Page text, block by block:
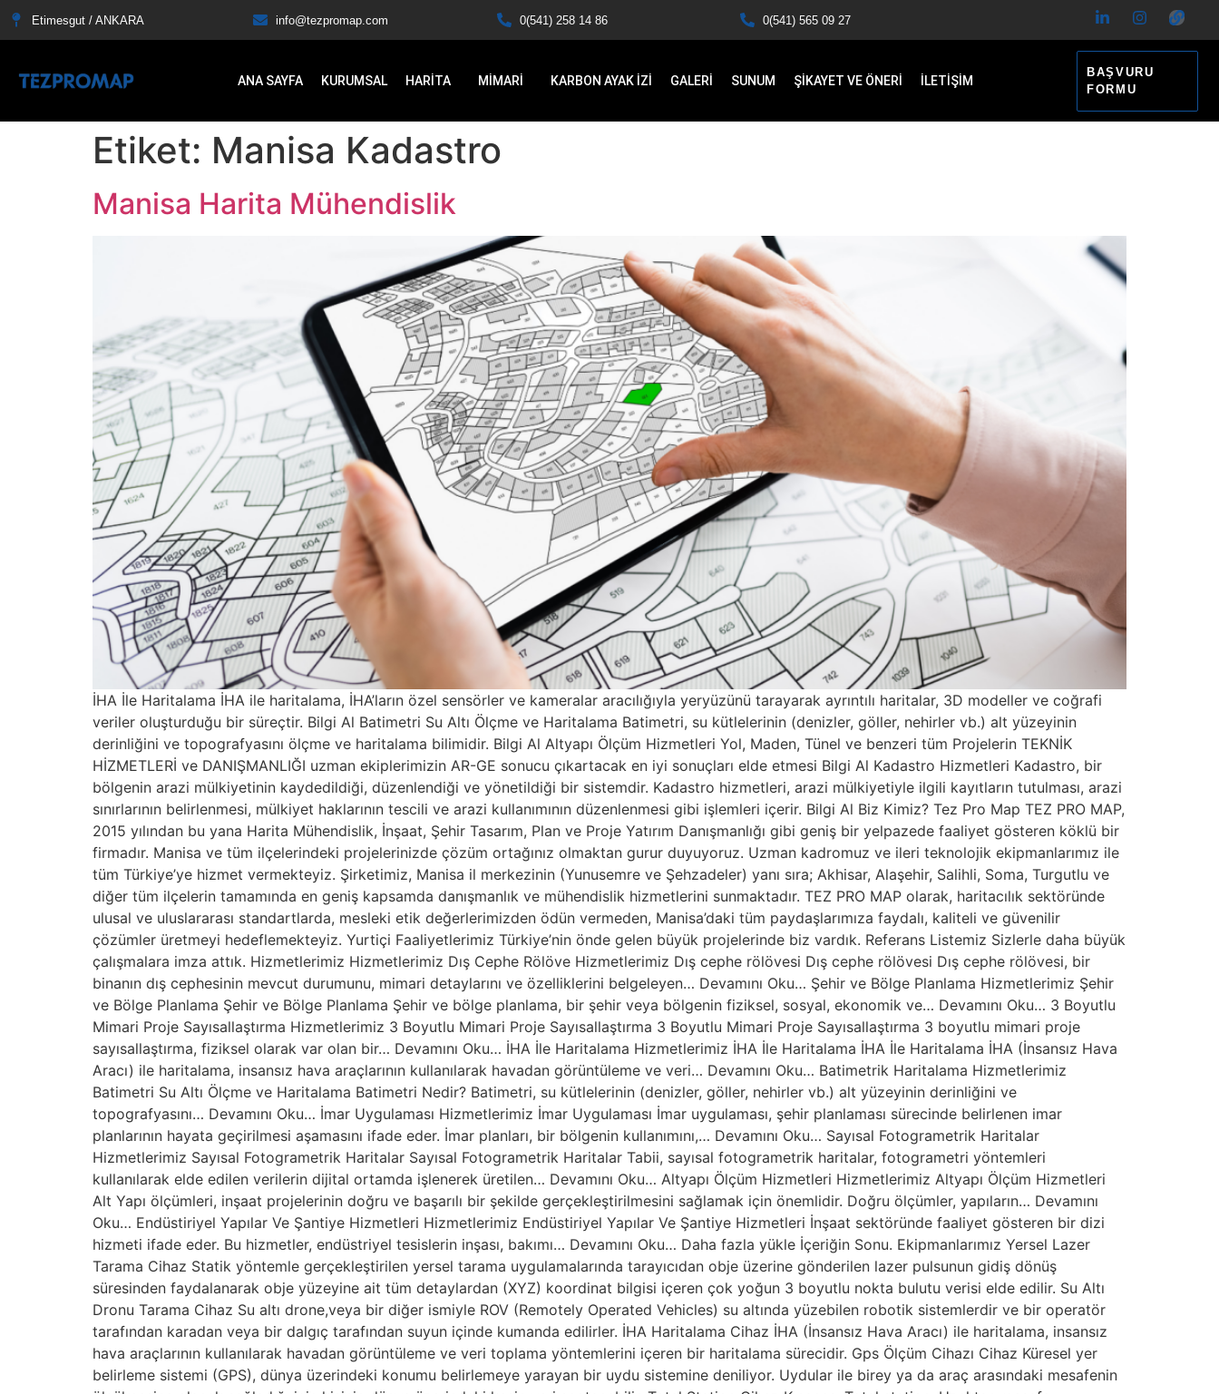
Etimesgut / ANKARA info@tezpromap.com 0(541) 258 14 86 0(541) 565 09 27
ANA SAYFA KURUMSAL HARİTA MİMARİ KARBON AYAK İZİ GALERİ SUNUM ŞİKAYET VE ÖNERİ İLETİŞİM
BAŞVURU
FORMU
Etiket: Manisa Kadastro
Manisa Harita Mühendislik
İHA İle Haritalama İHA ile haritalama, İHA’ların özel sensörler ve kameralar aracılığıyla yeryüzünü tarayarak ayrıntılı haritalar, 3D modeller ve coğrafi
veriler oluşturduğu bir süreçtir. Bilgi Al Batimetri Su Altı Ölçme ve Haritalama Batimetri, su kütlelerinin (denizler, göller, nehirler vb.) alt yüzeyinin
derinliğini ve topografyasını ölçme ve haritalama bilimidir. Bilgi Al Altyapı Ölçüm Hizmetleri Yol, Maden, Tünel ve benzeri tüm Projelerin TEKNİK
HİZMETLERİ ve DANIŞMANLIĞI uzman ekiplerimizin AR-GE sonucu çıkartacak en iyi sonuçları elde etmesi Bilgi Al Kadastro Hizmetleri Kadastro, bir
bölgenin arazi mülkiyetinin kaydedildiği, düzenlendiği ve yönetildiği bir sistemdir. Kadastro hizmetleri, arazi mülkiyetiyle ilgili kayıtların tutulması, arazi
sınırlarının belirlenmesi, mülkiyet haklarının tescili ve arazi kullanımının düzenlenmesi gibi işlemleri içerir. Bilgi Al Biz Kimiz? Tez Pro Map TEZ PRO MAP,
2015 yılından bu yana Harita Mühendislik, İnşaat, Şehir Tasarım, Plan ve Proje Yatırım Danışmanlığı gibi geniş bir yelpazede faaliyet gösteren köklü bir
firmadır. Manisa ve tüm ilçelerindeki projelerinizde çözüm ortağınız olmaktan gurur duyuyoruz. Uzman kadromuz ve ileri teknolojik ekipmanlarımız ile
tüm Türkiye’ye hizmet vermekteyiz. Şirketimiz, Manisa il merkezinin (Yunusemre ve Şehzadeler) yanı sıra; Akhisar, Alaşehir, Salihli, Soma, Turgutlu ve
diğer tüm ilçelerin tamamında en geniş kapsamda danışmanlık ve mühendislik hizmetlerini sunmaktadır. TEZ PRO MAP olarak, haritacılık sektöründe
ulusal ve uluslararası standartlarda, mesleki etik değerlerimizden ödün vermeden, Manisa’daki tüm paydaşlarımıza faydalı, kaliteli ve güvenilir
çözümler üretmeyi hedeflemekteyiz. Yurtiçi Faaliyetlerimiz Türkiye’nin önde gelen büyük projelerinde biz vardık. Referans Listemiz Sizlerle daha büyük
çalışmalara imza attık. Hizmetlerimiz Hizmetlerimiz Dış Cephe Rölöve Hizmetlerimiz Dış cephe rölövesi Dış cephe rölövesi Dış cephe rölövesi, bir
binanın dış cephesinin mevcut durumunu, mimari detaylarını ve özelliklerini belgeleyen… Devamını Oku… Şehir ve Bölge Planlama Hizmetlerimiz Şehir
ve Bölge Planlama Şehir ve Bölge Planlama Şehir ve bölge planlama, bir şehir veya bölgenin fiziksel, sosyal, ekonomik ve… Devamını Oku… 3 Boyutlu
Mimari Proje Sayısallaştırma Hizmetlerimiz 3 Boyutlu Mimari Proje Sayısallaştırma 3 Boyutlu Mimari Proje Sayısallaştırma 3 boyutlu mimari proje
sayısallaştırma, fiziksel olarak var olan bir… Devamını Oku… İHA İle Haritalama Hizmetlerimiz İHA İle Haritalama İHA İle Haritalama İHA (İnsansız Hava
Aracı) ile haritalama, insansız hava araçlarının kullanılarak havadan görüntüleme ve veri… Devamını Oku… Batimetrik Haritalama Hizmetlerimiz
Batimetri Su Altı Ölçme ve Haritalama Batimetri Nedir? Batimetri, su kütlelerinin (denizler, göller, nehirler vb.) alt yüzeyinin derinliğini ve
topografyasını… Devamını Oku… İmar Uygulaması Hizmetlerimiz İmar Uygulaması İmar uygulaması, şehir planlaması sürecinde belirlenen imar
planlarının hayata geçirilmesi aşamasını ifade eder. İmar planları, bir bölgenin kullanımını,… Devamını Oku… Sayısal Fotogrametrik Haritalar
Hizmetlerimiz Sayısal Fotogrametrik Haritalar Sayısal Fotogrametrik Haritalar Tabii, sayısal fotogrametrik haritalar, fotogrametri yöntemleri
kullanılarak elde edilen verilerin dijital ortamda işlenerek üretilen… Devamını Oku… Altyapı Ölçüm Hizmetleri Hizmetlerimiz Altyapı Ölçüm Hizmetleri
Alt Yapı ölçümleri, inşaat projelerinin doğru ve başarılı bir şekilde gerçekleştirilmesini sağlamak için önemlidir. Doğru ölçümler, yapıların… Devamını
Oku… Endüstiriyel Yapılar Ve Şantiye Hizmetleri Hizmetlerimiz Endüstiriyel Yapılar Ve Şantiye Hizmetleri İnşaat sektöründe faaliyet gösteren bir dizi
hizmeti ifade eder. Bu hizmetler, endüstriyel tesislerin inşası, bakımı… Devamını Oku… Daha fazla yükle İçeriğin Sonu. Ekipmanlarımız Yersel Lazer
Tarama Cihaz Statik yöntemle gerçekleştirilen yersel tarama uygulamalarında tarayıcıdan obje üzerine gönderilen lazer pulsunun gidiş dönüş
süresinden faydalanarak obje yüzeyine ait tüm detaylardan (XYZ) koordinat bilgisi içeren çok yoğun 3 boyutlu nokta bulutu verisi elde edilir. Su Altı
Dronu Tarama Cihaz Su altı drone,veya bir diğer ismiyle ROV (Remotely Operated Vehicles) su altında yüzebilen robotik sistemlerdir ve bir operatör
tarafından karadan veya bir dalgıç tarafından suyun içinde kumanda edilirler. İHA Haritalama Cihaz İHA (İnsansız Hava Aracı) ile haritalama, insansız
hava araçlarının kullanılarak havadan görüntüleme ve veri toplama yöntemlerini içeren bir haritalama sürecidir. Gps Ölçüm Cihazı Cihaz Küresel yer
belirleme sistemi (GPS), dünya üzerindeki konumu belirlemeye yarayan bir uydu sistemine deniliyor. Uydular ile birey ya da araç arasındaki mesafenin